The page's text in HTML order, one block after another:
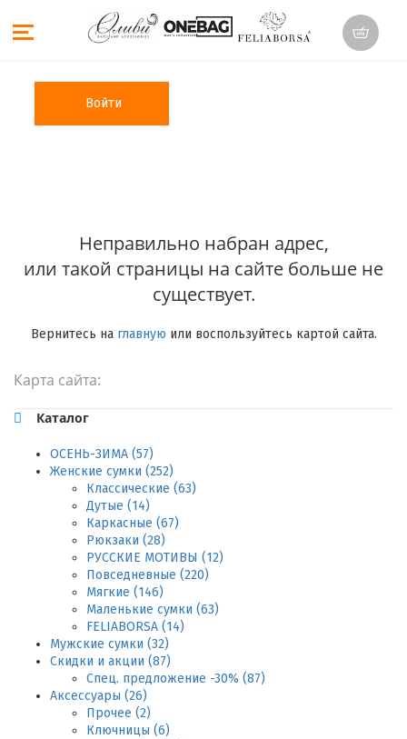
Войти
Неправильно набран адрес,
или такой страницы на сайте больше не
существует.
Вернитесь на главную или воспользуйтесь картой сайта.
Карта сайта:
Каталог
ОСЕНЬ-ЗИМА (57)
Женские сумки (252)
Классические (63)
Дутые (14)
Каркасные (67)
Рюкзаки (28)
РУССКИЕ МОТИВЫ (12)
Повседневные (220)
Мягкие (146)
Маленькие сумки (63)
FELIABORSA (14)
Мужские сумки (32)
Скидки и акции (87)
Спец. предложение -30% (87)
Аксессуары (26)
Прочее (2)
Ключницы (6)